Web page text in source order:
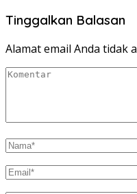
Tinggalkan Balasan
Alamat email Anda tidak